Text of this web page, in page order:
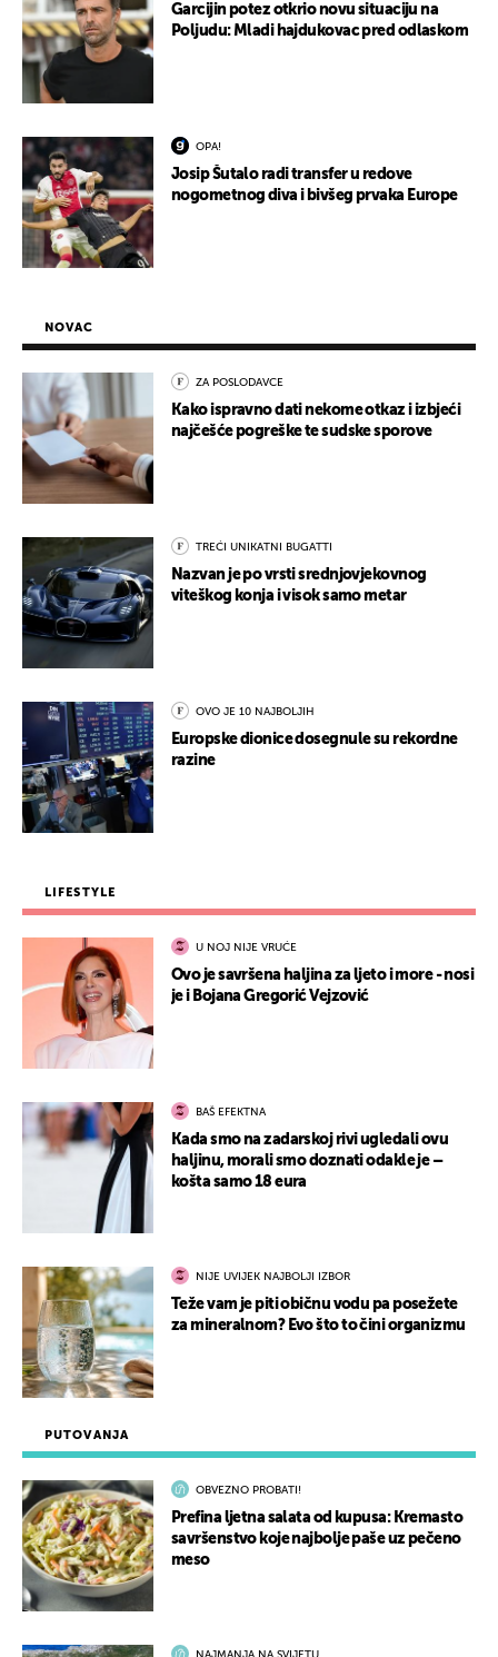
Garcijin potez otkrio novu situaciju na
Poljudu: Mladi hajdukovac pred odlaskom
OPA!
Josip Šutalo radi transfer u redove
nogometnog diva i bivšeg prvaka Europe
PUTOVANJA
OBVEZNO PROBATI!
Prefina ljetna salata od kupusa: Kremasto
savršenstvo koje najbolje paše uz pečeno
meso
NOVAC
ZA POSLODAVCE
Kako ispravno dati nekome otkaz i izbjeći
najčešće pogreške te sudske sporove
TREĆI UNIKATNI BUGATTI
Nazvan je po vrsti srednjovjekovnog
viteškog konja i visok samo metar
OVO JE 10 NAJBOLJIH
Europske dionice dosegnule su rekordne
razine
LIFESTYLE
U NOJ NIJE VRUĆE
Ovo je savršena haljina za ljeto i more - nosi
je i Bojana Gregorić Vejzović
BAŠ EFEKTNA
Kada smo na zadarskoj rivi ugledali ovu
haljinu, morali smo doznati odakle je –
košta samo 18 eura
NIJE UVIJEK NAJBOLJI IZBOR
Teže vam je piti običnu vodu pa posežete
za mineralnom? Evo što to čini organizmu